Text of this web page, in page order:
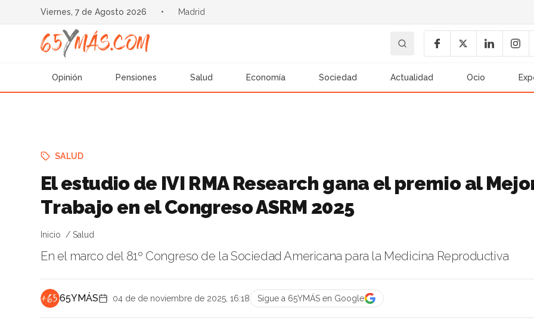
Viernes, 7 de Agosto 2026 • Madrid
Opinión Pensiones Salud Economía Sociedad Actualidad Ocio
SALUD
El estudio de IVI RMA Research gana el premio al
Trabajo en el Congreso ASRM 2025
Inicio Salud
En el marco del 81º Congreso de la Sociedad Americana para la Medicina Reproductiva
65YMÁS 04 de de noviembre de 2025, 16:18 Sigue a 65YMÁS en Google